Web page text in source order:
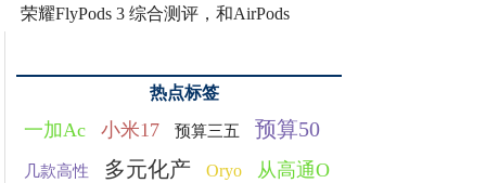
荣耀FlyPods 3 综合测评，和AirPods
热点标签
一加Ac 小米17 预算三五 预算50
几款高性 多元化产 Oryo 从高通O